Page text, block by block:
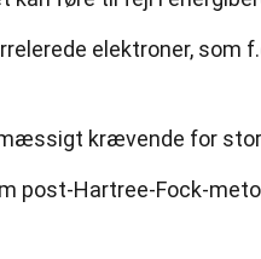
elektroner, som
krævende for
post-Hartree-Fock-